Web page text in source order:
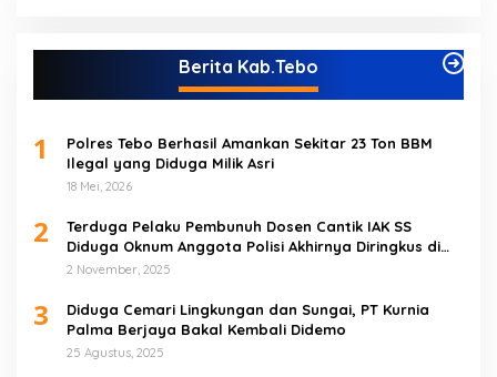
Berita Kab.Tebo
1
Polres Tebo Berhasil Amankan Sekitar 23 Ton BBM
Ilegal yang Diduga Milik Asri
18 Mei, 2026
2
Terduga Pelaku Pembunuh Dosen Cantik IAK SS
Diduga Oknum Anggota Polisi Akhirnya Diringkus di
Tebo Tengah
2 November, 2025
3
Diduga Cemari Lingkungan dan Sungai, PT Kurnia
Palma Berjaya Bakal Kembali Didemo
25 Agustus, 2025